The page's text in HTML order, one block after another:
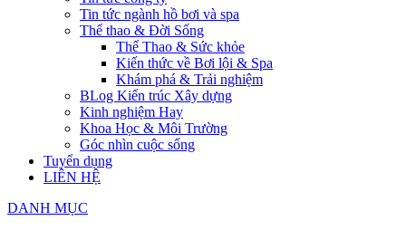
Tin tức ngành hồ bơi và spa
Thể thao & Đời Sống
Thể Thao & Sức khỏe
Kiến thức về Bơi lội & Spa
Khám phá & Trải nghiệm
BLog Kiến trúc Xây dựng
Kinh nghiệm Hay
Khoa Học & Môi Trường
Góc nhìn cuộc sống
Tuyển dụng
LIÊN HỆ
DANH MỤC